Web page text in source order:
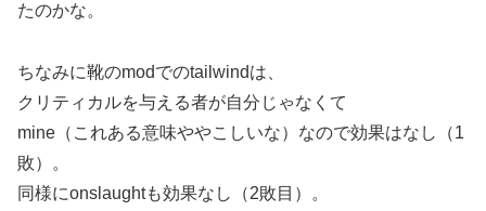
たのかな。
ちなみに靴のmodでのtailwindは、
クリティカルを与える者が自分じゃなくて
mine（これある意味ややこしいな）なので効果はなし（1
敗）。
同様にonslaughtも効果なし（2敗目）。